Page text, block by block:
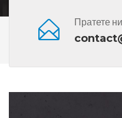
Пратете
Останати